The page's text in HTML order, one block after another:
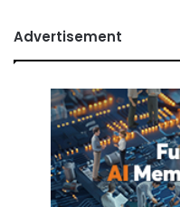
Advertisement